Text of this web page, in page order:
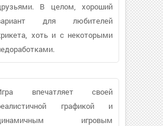
В целом, хороший
для любителей
хоть и с некоторыми
впечатляет своей
графикой и
игровым